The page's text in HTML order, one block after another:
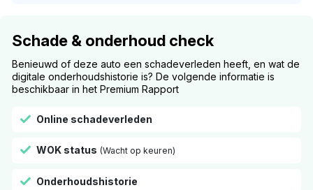
Schade & onderhoud check
Benieuwd of deze auto een schadeverleden heeft, en wat de
digitale onderhoudshistorie is? De volgende informatie is
beschikbaar in het Premium Rapport
Online schadeverleden
WOK status (Wacht op keuren)
Onderhoudshistorie